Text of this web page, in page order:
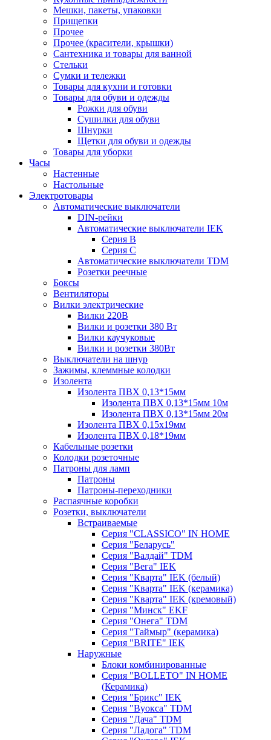
Мешки, пакеты, упаковки
Прищепки
Прочее
Прочее (красители, крышки)
Сантехника и товары для ванной
Стельки
Сумки и тележки
Товары для кухни и готовки
Товары для обуви и одежды
Рожки для обуви
Сушилки для обуви
Шнурки
Щетки для обуви и одежды
Товары для уборки
Часы
Настенные
Настольные
Электротовары
Автоматические выключатели
DIN-рейки
Автоматические выключатели IEK
Серия B
Серия С
Автоматические выключатели TDM
Розетки реечные
Боксы
Вентиляторы
Вилки электрические
Вилки 220В
Вилки и розетки 380 Вт
Вилки каучуковые
Вилки и розетки 380Вт
Выключатели на шнур
Зажимы, клеммные колодки
Изолента
Изолента ПВХ 0,13*15мм
Изолента ПВХ 0,13*15мм 10м
Изолента ПВХ 0,13*15мм 20м
Изолента ПВХ 0,15х19мм
Изолента ПВХ 0,18*19мм
Кабельные розетки
Колодки розеточные
Патроны для ламп
Патроны
Патроны-переходники
Распаячные коробки
Розетки, выключатели
Встраиваемые
Серия "CLASSICO" IN HOME
Серия "Беларусь"
Серия "Валдай" TDM
Серия "Вега" IEK
Серия "Кварта" IEK (белый)
Серия "Кварта" IEK (керамика)
Серия "Кварта" IEK (кремовый)
Серия "Минск" EKF
Серия "Онега" TDM
Серия "Таймыр" (керамика)
Серия "BRITE" IEK
Наружные
Блоки комбинированные
Серия "BОLLETO" IN HOME
(Керамика)
Серия "Брикс" IEK
Серия "Вуокса" TDM
Серия "Дача" TDM
Серия "Ладога" TDM